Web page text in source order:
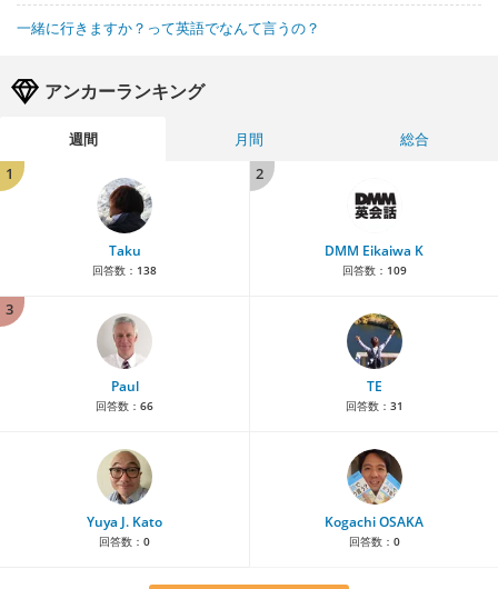
一緒に行きますか？って英語でなんて言うの？
アンカーランキング
週間 月間
総合
1
Taku
回答数： 138
2
DMM Eikaiwa K
回答数： 109
3
Paul
回答数： 66
TE
回答数： 31
Yuya J. Kato
回答数： 0
Kogachi OSAKA
回答数： 0